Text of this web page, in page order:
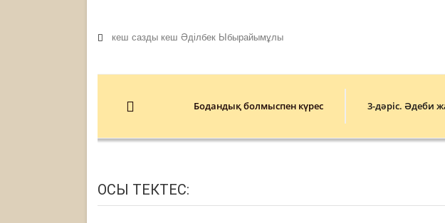
кеш сазды кеш Әділбек Ыбырайымұлы
navigation
Бодандық болмыспен күрес 3-дәріс. Әдеби
ОСЫ ТЕКТЕС: